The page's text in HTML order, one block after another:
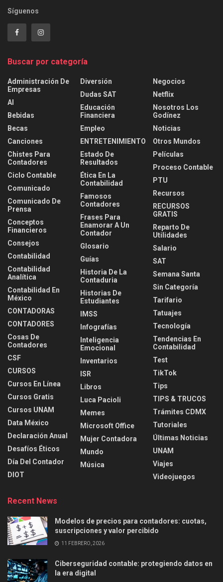
Síguenos
Buscar por categoría
Administración De
Empresas
AI
Bebidas
Becas
Canciones
Chistes Para
Contadores
Ciclo Contable
Comunicado
Comunicado De
Prensa
Conceptos
Financieros
Consejos
Contabilidad
Contabilidad
Analítica
Contabilidad En
México
CONTADORAS
CONTADORES
Cosas De
Contadores
CSF
CURSOS
Cursos En Línea
Cursos Gratis
Cursos UNAM
Data México
Declaración Anual
Desafíos Éticos
Día Del Contador
DIOT
Diversión
Dudas SAT
Educación
Financiera
Empleo
ENTRETENIMIENTO
Estado De
Resultados
Ética En La
Contabilidad
Famosos
Contadores
Frases Para
Enamorar A Un
Contador
Glosario
Guías
Historia De La
Contaduria
Historias De
Estudiantes
IMSS
Infografías
Inteligencia
Emocional
Inventarios
ISR
Libros
Luca Pacioli
Memes
Microsoft Office
Mujer Contadora
Mundo
Música
Negocios
Netflix
Nosotros Los
Godínez
Noticias
Otros Mundos
Películas
Proceso Contable
PTU
Recursos
RECURSOS
GRATIS
Reparto De
Utilidades
Salario
SAT
Semana Santa
Sin Categoría
Tarifario
Tatuajes
Tecnología
Tendencias En
Contabilidad
Test
TikTok
Tips
TIPS & TRUCOS
Trámites CDMX
Tutoriales
Últimas Noticias
UNAM
Viajes
Videojuegos
Recent News
Modelos de precios para contadores: cuotas,
suscripciones y valor percibido
11 FEBRERO, 2026
Ciberseguridad contable: protegiendo datos en
la era digital